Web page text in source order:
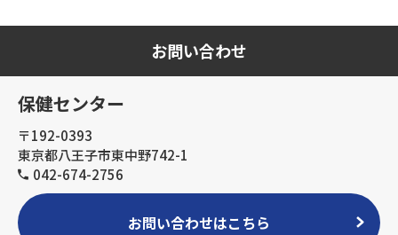
お問い合わせ
保健センター
〒192-0393
東京都八王子市東中野742-1
042-674-2756
お問い合わせはこちら